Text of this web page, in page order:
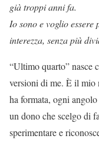
già troppi anni fa.
Io sono e voglio
interezza, senza più
“Ultimo quarto” nasce
versioni di me. È il mio
ha formata, ogni
un dono che scelgo di
sperimentare e